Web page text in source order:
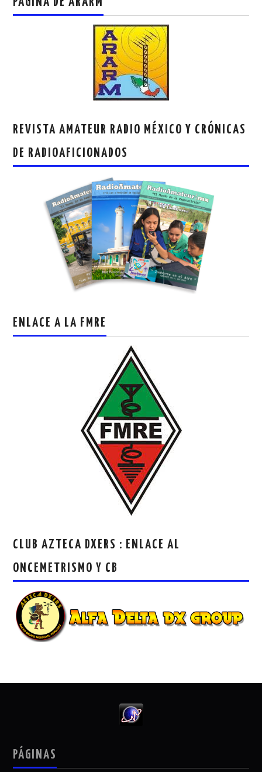
PAGINA DE ARARM
REVISTA AMATEUR RADIO MÉXICO Y CRÓNICAS
DE RADIOAFICIONADOS
ENLACE A LA FMRE
CLUB AZTECA DXERS : ENLACE AL
ONCEMETRISMO Y CB
PÁGINAS